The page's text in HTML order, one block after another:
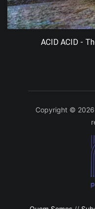
ACID ACID -
Copyright © 2026